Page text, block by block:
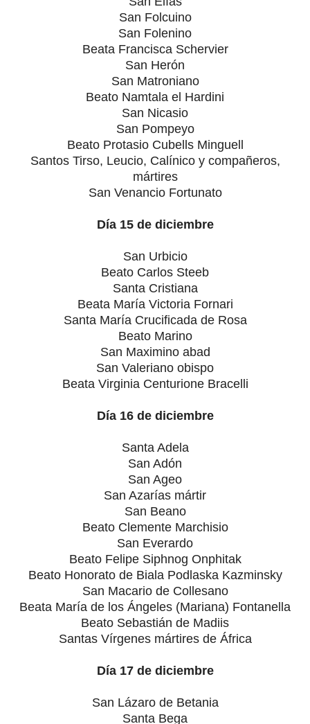
San Folcuino
San Folenino
Beata Francisca Schervier
San Herón
San Matroniano
Beato Namtala el Hardini
San Nicasio
San Pompeyo
Beato Protasio Cubells Minguell
Santos Tirso, Leucio, Calínico y compañeros,
mártires
San Venancio Fortunato
Día 15 de diciembre
San Urbicio
Beato Carlos Steeb
Santa Cristiana
Beata María Victoria Fornari
Santa María Crucificada de Rosa
Beato Marino
San Maximino abad
San Valeriano obispo
Beata Virginia Centurione Bracelli
Día 16 de diciembre
Santa Adela
San Adón
San Ageo
San Azarías mártir
San Beano
Beato Clemente Marchisio
San Everardo
Beato Felipe Siphnog Onphitak
Beato Honorato de Biala Podlaska Kazminsky
San Macario de Collesano
Beata María de los Ángeles (Mariana) Fontanella
Beato Sebastián de Madiis
Santas Vírgenes mártires de África
Día 17 de diciembre
San Lázaro de Betania
Santa Bega